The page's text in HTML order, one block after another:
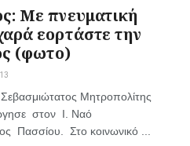
Με πνευματική
εορτάστε την
(φωτο)
Μητροπολίτης
στον Ι. Ναό
Πασσίου. Στο κοινωνικό ...